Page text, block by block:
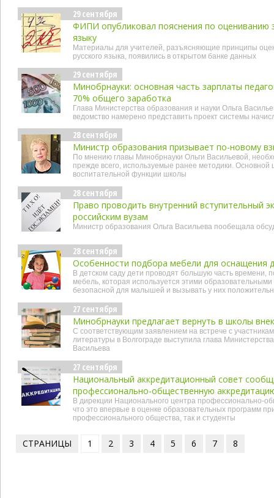
29 сентября
ФИПИ опубликовал пояснения по оцениванию
языку
Материалы для учителей, разъясняющие принципы
русского языка, появились в открытом банке данных
29 сентября
Минобрнауки: основная часть зарплаты
70% общего заработка
Глава Министерства образования и науки Ольга
ведомство намерено представить проект системы
28 сентября
Министр образования призывает по-новому
По мнению главы Минобрнауки Ольги Васильевой,
прежде всего, используемые ранее методики.
воспитательной функции школы
28 сентября
Право проводить внутренний вступительный
российским вузам
Министр образования Ольга Васильева пообещала
28 сентября
Особенности подбора мебели для оснащения
В детском саду дети проводят большую часть времени,
мебель, которая используется этими
безопасной для малышей и вызывать у них
27 сентября
Минобрнауки предлагает вернуть в школы
С соответствующим заявлением на встрече с
литературы в Волгограде выступила глава
Васильева
27 сентября
Национальный аккредитационный совет
профессионально-общественную
В дирекции Национального центра профессионально-
что это впервые в оценке образовательных программ
профессионального общества, так и студенты
СТРАНИЦЫ 1 2 3 4 5 6 7 8